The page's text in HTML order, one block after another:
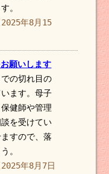
。
年8月15
願いします
の切れ目の
ます。母子
健師や管理
を受けてい
すので、落
。
年8月7日